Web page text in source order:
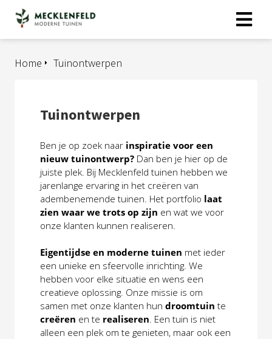
Tuinontwerpen
Home
Tuinontwerpen
Ben je op zoek naar inspiratie voor een
nieuw tuinontwerp? Dan ben je hier op de
juiste plek. Bij Mecklenfeld tuinen hebben we
jarenlange ervaring in het creëren van
adembenemende tuinen. Het portfolio laat
zien waar we trots op zijn en wat we voor
onze klanten kunnen realiseren.
Eigentijdse en moderne tuinen met ieder
een unieke en sfeervolle inrichting. We
hebben voor elke situatie en wens een
creatieve oplossing. Onze missie is om
samen met onze klanten hun droomtuin
creëren en te realiseren. Een tuin is niet
alleen een plek om te genieten, maar ook een